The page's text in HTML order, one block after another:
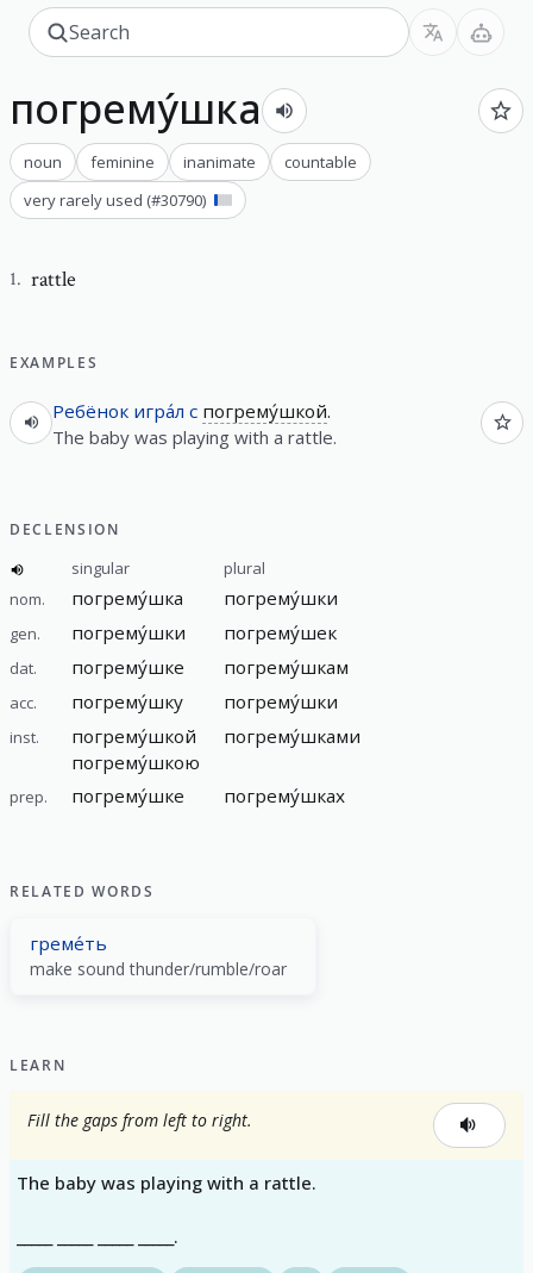
погрему́шка
noun feminine inanimate
countable
very rarely used (#30790)
1. rattle
EXAMPLES
Ребёнок игра́л с погрему́шкой.
The baby was playing with a rattle.
DECLENSION
singular
plural
nom.
погрему́шка погрему́шки
gen. погрему́шки погрему́шек
dat. погрему́шке погрему́шкам
acc. погрему́шку погрему́шки
inst.
погрему́шкой
погрему́шкою
погрему́шками
prep. погрему́шке погрему́шках
RELATED WORDS
греме́ть
make sound thunder/rumble/roar
LEARN
Fill the gaps from left to right.
The baby was playing with a rattle.
_____ _____ _____ _____.